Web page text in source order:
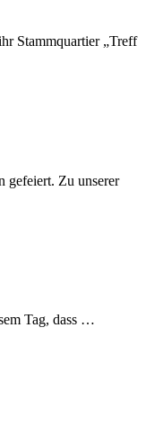
Stammquartier „Treff
gefeiert. Zu unserer
Tag, dass …